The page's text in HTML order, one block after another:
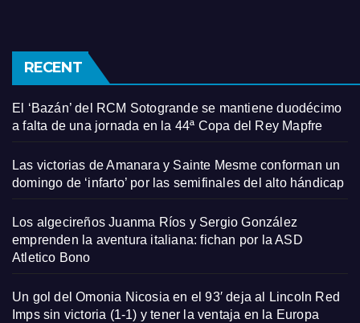
RECENT
El ‘Bazán’ del RCM Sotogrande se mantiene duodécimo
a falta de una jornada en la 44ª Copa del Rey Mapfre
Las victorias de Amanara y Sainte Mesme conforman un
domingo de ‘infarto’ por las semifinales del alto hándicap
Los algecireños Juanma Ríos y Sergio González
emprenden la aventura italiana: fichan por la ASD
Atletico Bono
Un gol del Omonia Nicosia en el 93′ deja al Lincoln Red
Imps sin victoria (1-1) y tener la ventaja en la Europa